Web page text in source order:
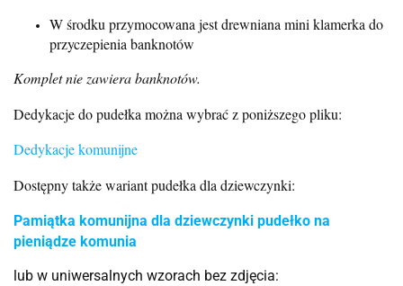
W środku przymocowana jest drewniana mini klamerka do
przyczepienia banknotów
Komplet nie zawiera banknotów.
Dedykacje do pudełka można wybrać z poniższego pliku:
Dedykacje komunijne
Dostępny także wariant pudełka dla dziewczynki:
Pamiątka komunijna dla dziewczynki pudełko na
pieniądze komunia
lub w uniwersalnych wzorach bez zdjęcia: